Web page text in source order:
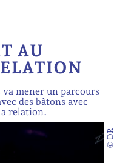
AU
va mener un parcours
des bâtons avec
relation.
© DR